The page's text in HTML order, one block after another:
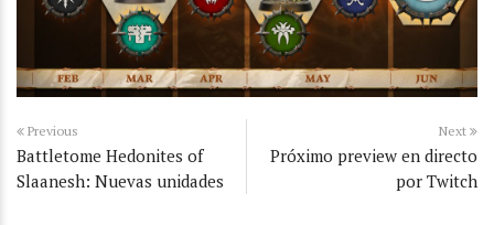
Previous
Battletome Hedonites of
Slaanesh: Nuevas unidades
Next
Próximo preview en directo
por Twitch